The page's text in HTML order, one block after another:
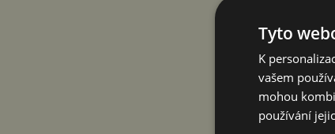
EMBED:
https://
video
when-
Tyto
K
vašem
mohou
používání